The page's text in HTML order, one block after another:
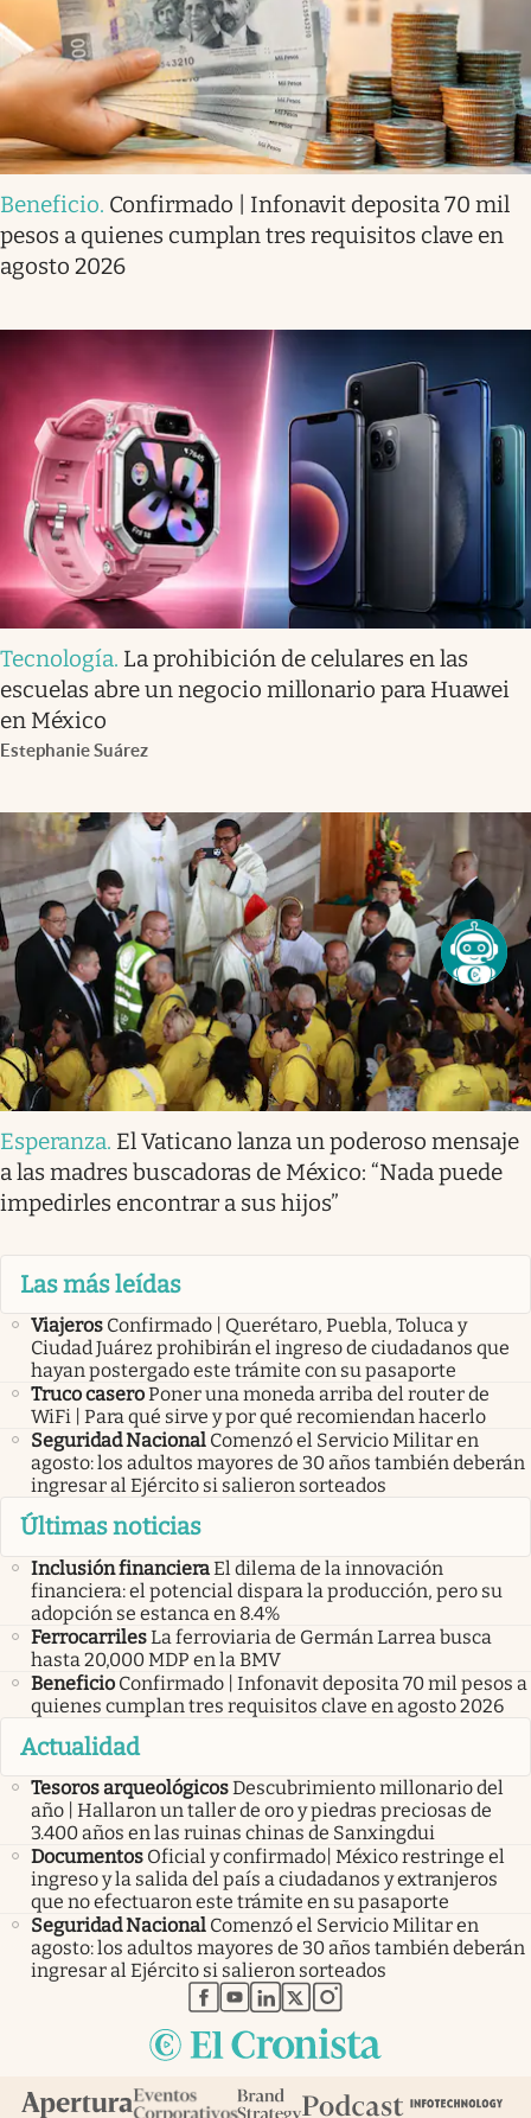
Beneficio. Confirmado | Infonavit deposita 70 mil
pesos a quienes cumplan tres requisitos clave en
agosto 2026
Tecnología. La prohibición de celulares en las
escuelas abre un negocio millonario para Huawei
en México
Estephanie Suárez
Esperanza. El Vaticano lanza un poderoso mensaje
a las madres buscadoras de México: “Nada puede
impedirles encontrar a sus hijos”
Las más leídas
Viajeros Confirmado | Querétaro, Puebla, Toluca y
Ciudad Juárez prohibirán el ingreso de ciudadanos que
hayan postergado este trámite con su pasaporte
Truco caseroPoner una moneda arriba del router de
WiFi | Para qué sirve y por qué recomiendan hacerlo
Seguridad Nacional Comenzó el Servicio Militar en
agosto: los adultos mayores de 30 años también deberán
ingresar al Ejército si salieron sorteados
Últimas noticias
Inclusión financieraEl dilema de la innovación
financiera: el potencial dispara la producción, pero su
adopción se estanca en 8.4%
FerrocarrilesLa ferroviaria de Germán Larrea busca
hasta 20,000 MDP en la BMV
Beneficio Confirmado | Infonavit deposita 70 mil pesos a
quienes cumplan tres requisitos clave en agosto 2026
Actualidad
Tesoros arqueológicosDescubrimiento millonario del
año | Hallaron un taller de oro y piedras preciosas de
3.400 años en las ruinas chinas de Sanxingdui
Documentos Oficial y confirmado| México restringe el
ingreso y la salida del país a ciudadanos y extranjeros
que no efectuaron este trámite en su pasaporte
Seguridad Nacional Comenzó el Servicio Militar en
agosto: los adultos mayores de 30 años también deberán
ingresar al Ejército si salieron sorteados
abre en nueva pestaña
abre en nueva pestaña
abre en nueva pestaña
abre en nueva pestaña
abre en nueva pestaña